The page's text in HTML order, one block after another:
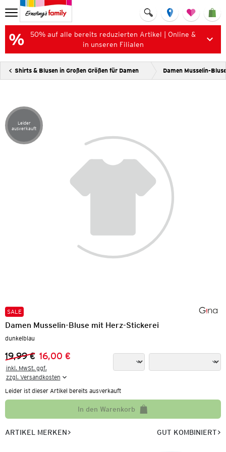
50% auf alle bereits reduzierten Artikel | Online &
in unseren Filialen
Shirts & Blusen in Großen Größen für Damen Damen Musselin-Bluse
Artikel leider ausverkauft
Leider
ausverkauft
SALE
Damen Musselin-Bluse mit Herz-Stickerei
dunkelblau
Vorheriger Preis:
19,99 €
Neuer Preis:
16,00 €
inkl. MwSt. ggf.
zzgl. Versandkosten
Leider ist dieser Artikel bereits ausverkauft
In den Warenkorb
ARTIKEL MERKEN GUT KOMBINIERT